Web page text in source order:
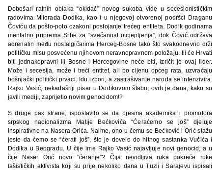
Dobošari ratnih oblaka “okidač” novog sukoba vide u secesionističkim
radovima Milorada Dodika, kao i u njegovoj otvorenoj podršci Draganu
Čoviću da pošto-poto ozakoni postojanje trećeg entiteta. Dodik godinama
mentalno priprema Srbe za “svečanost otcjepljenja”, dok Čović održava
adrenalin među nostalgičarima Herceg-Bosne tako što svakodnevno drži
političku misu posvećenu njihovom neravnopravnom položaju. Ili će Hrvati
biti jednakopravni ili Bosne i Hercegovine neće biti, izričit je ovaj lider.
Može i secesija, može i treći entitet, ali po cijenu općeg rata, uzvraćaju
bošnjački politički prvaci. Idu izbori, a zastrašivanje naroda se intenzivira.
Rajko Vasić, nekadašnji pisar u Dodikovom štabu, ovih je dana, kako su
javili mediji, zaprijetio novim genocidom!?
S druge pak strane, ispostavilo se da pjesma akademika i promotora
srpskog nacionalizma Matije Bećkovića “Ćeraćemo se još” djeluje
inspirativno na Nasera Orića. Naime, ono u čemu se Bećković i Orić slažu
jeste da ćemo se “ćerati još”, što je dovelo do hitnog sastanka Vučića i
Dodika u Beogradu. U čije ime Rajko Vasić najavljuje novi genocid, a u
čije Naser Orić novo “ćeranje”? Čija nevidljiva ruka pokreće ruke
fašističkih aktivista koji su prije nekoliko dana u Tuzli i Sarajevu ispisali